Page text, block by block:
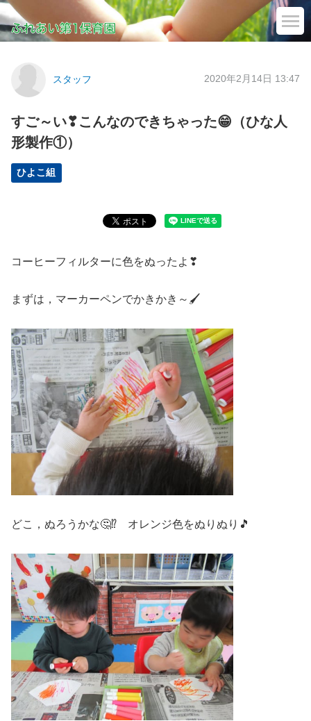
スタッフ 2020年2月14日 13:47
すご～い❣こんなのできちゃった😁（ひな人
形製作①）
ひよこ組
コーヒーフィルターに色をぬったよ❣
まずは，マーカーペンでかきかき～🖌
どこ，ぬろうかな🤔⁉ オレンジ色をぬりぬり🎵